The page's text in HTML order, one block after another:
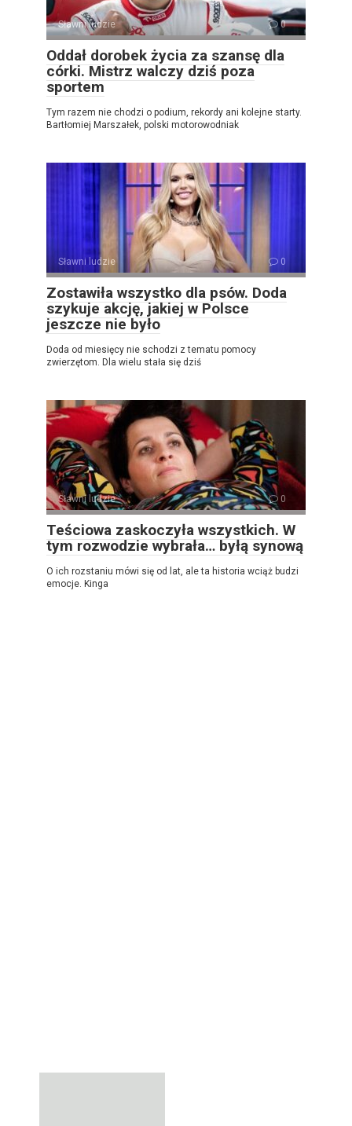
Sławni ludzie 0
Oddał dorobek życia za szansę dla
córki. Mistrz walczy dziś poza
sportem
Tym razem nie chodzi o podium, rekordy ani kolejne starty.
Bartłomiej Marszałek, polski motorowodniak
Sławni ludzie 0
Zostawiła wszystko dla psów. Doda
szykuje akcję, jakiej w Polsce
jeszcze nie było
Doda od miesięcy nie schodzi z tematu pomocy
zwierzętom. Dla wielu stała się dziś
Sławni ludzie 0
Teściowa zaskoczyła wszystkich. W
tym rozwodzie wybrała… byłą synową
O ich rozstaniu mówi się od lat, ale ta historia wciąż budzi
emocje. Kinga